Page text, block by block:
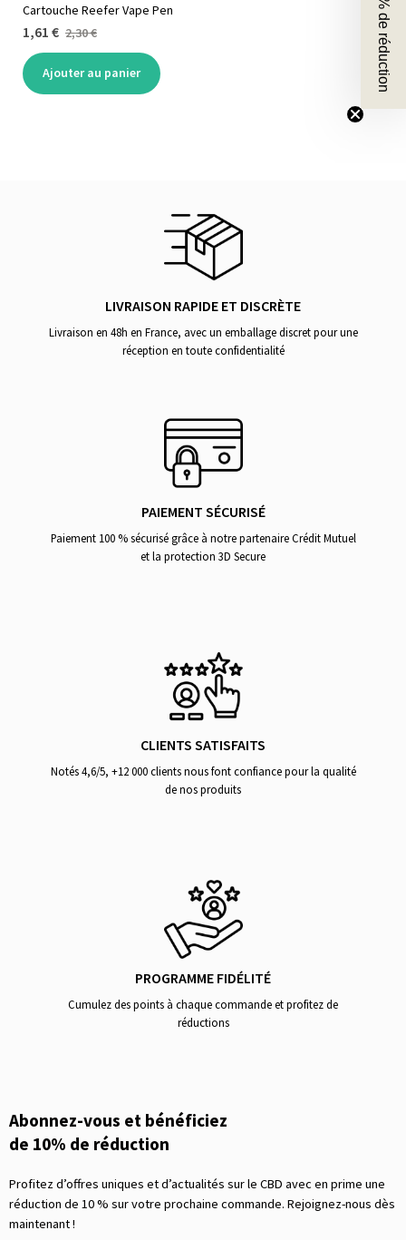
Cartouche Reefer Vape Pen
1,61 € 2,30 €
Ajouter au panier
LIVRAISON RAPIDE ET DISCRÈTE
Livraison en 48h en France, avec un emballage discret pour une
réception en toute confidentialité
PAIEMENT SÉCURISÉ
Paiement 100 % sécurisé grâce à notre partenaire Crédit Mutuel
et la protection 3D Secure
CLIENTS SATISFAITS
Notés 4,6/5, +12 000 clients nous font confiance pour la qualité
de nos produits
PROGRAMME FIDÉLITÉ
Cumulez des points à chaque commande et profitez de
réductions
Abonnez-vous et bénéficiez
de 10% de réduction
Profitez d’offres uniques et d’actualités sur le CBD avec en prime une
réduction de 10 % sur votre prochaine commande. Rejoignez-nous dès
maintenant !